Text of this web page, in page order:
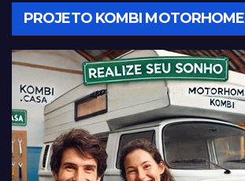
PROJETO KOMBI MOTORHOME